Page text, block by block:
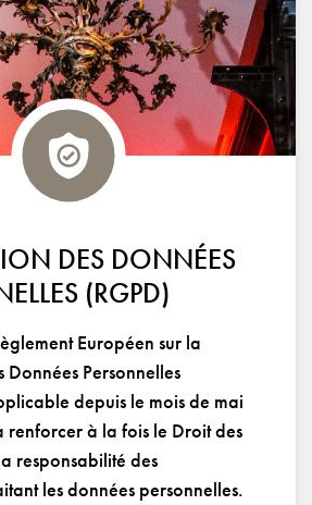
DES DONNÉES
(RGPD)
Européen sur la
Données Personnelles
depuis le mois de mai
renforcer à la fois le Droit des
responsabilité des
les données personnelles.